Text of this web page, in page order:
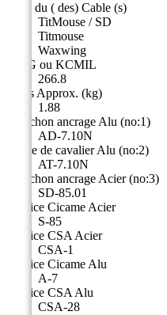
Nom du ( des) Cable (s)
TitMouse / SD
Titmouse
Waxwing
AWG ou KCMIL
266.8
Poids Approx. (kg)
1.88
Manchon ancrage Alu (no:1)
AD-7.10N
Borne de cavalier Alu (no:2)
AT-7.10N
Manchon ancrage Acier (no:3)
SD-85.01
Matrice Cicame Acier
S-85
Matrice CSA Acier
CSA-1
Matrice Cicame Alu
A-7
Matrice CSA Alu
CSA-28